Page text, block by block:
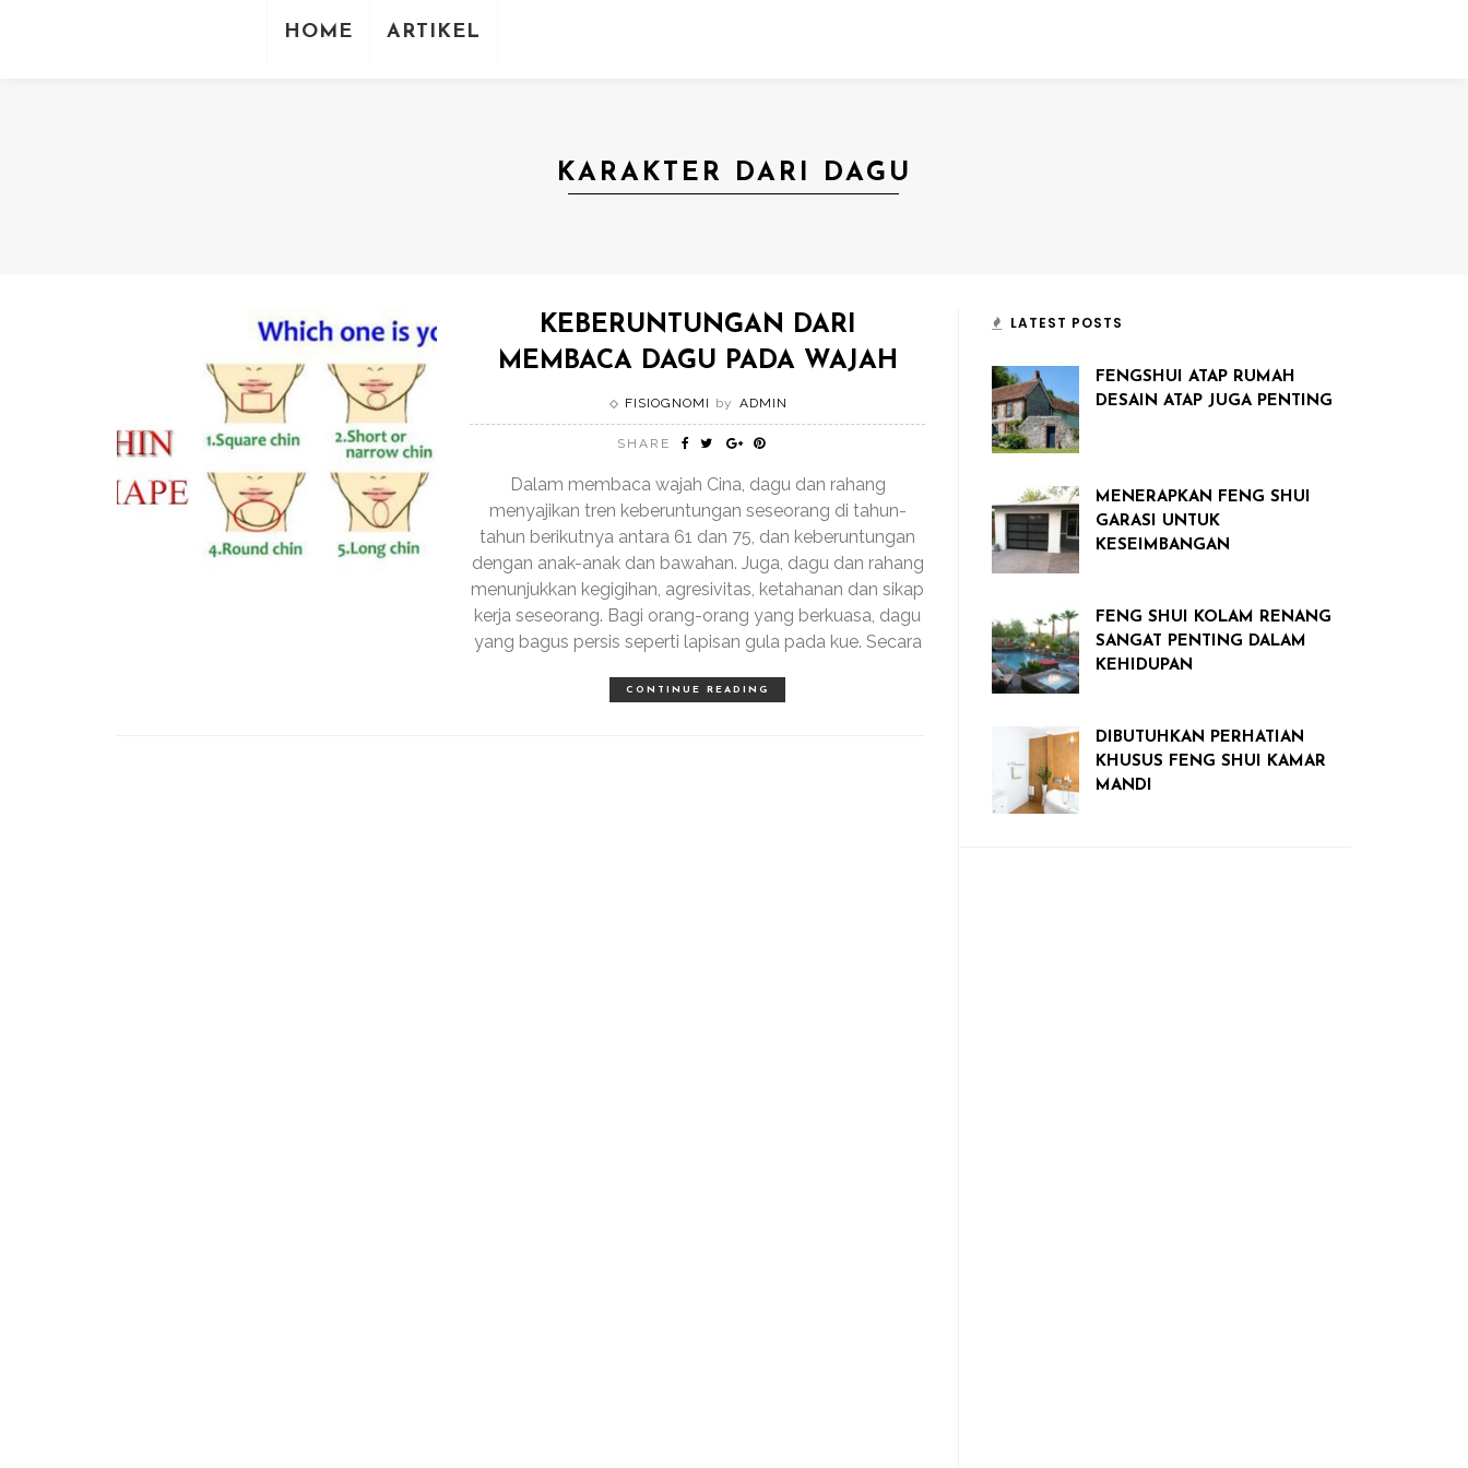
HOME ARTIKEL
KARAKTER DARI DAGU
KEBERUNTUNGAN DARI
MEMBACA DAGU PADA WAJAH
FISIOGNOMI by ADMIN
SHARE
Dalam membaca wajah Cina, dagu dan rahang
menyajikan tren keberuntungan seseorang di tahun-
tahun berikutnya antara 61 dan 75, dan keberuntungan
dengan anak-anak dan bawahan. Juga, dagu dan rahang
menunjukkan kegigihan, agresivitas, ketahanan dan sikap
kerja seseorang. Bagi orang-orang yang berkuasa, dagu
yang bagus persis seperti lapisan gula pada kue. Secara
CONTINUE READING
LATEST POSTS
FENGSHUI ATAP RUMAH
DESAIN ATAP JUGA PENTING
MENERAPKAN FENG SHUI
GARASI UNTUK
KESEIMBANGAN
FENG SHUI KOLAM RENANG
SANGAT PENTING DALAM
KEHIDUPAN
DIBUTUHKAN PERHATIAN
KHUSUS FENG SHUI KAMAR
MANDI